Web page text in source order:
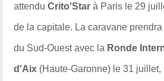
attenduCrito'Star à Paris le 29
de la capitale. La caravane
du Sud-Ouest avec la Ronde
d'Aix (Haute-Garonne) le 31 juillet,